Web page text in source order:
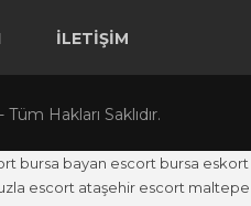
İLETIŞIM
Hakları Saklıdır.
bursa bayan escort bursa eskort
escort ataşehir escort maltepe